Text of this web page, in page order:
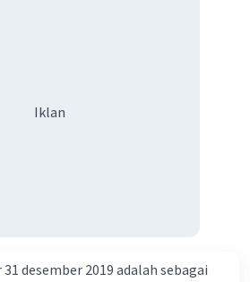
Iklan
desember 2019 adalah sebagai